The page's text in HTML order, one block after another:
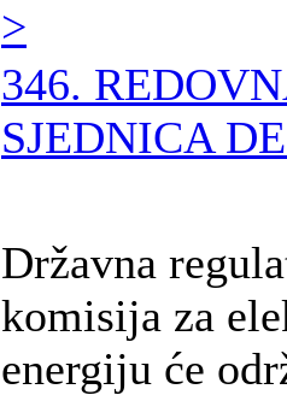
>
346.
SJEDNICA
Državna
komisija za
energiju će